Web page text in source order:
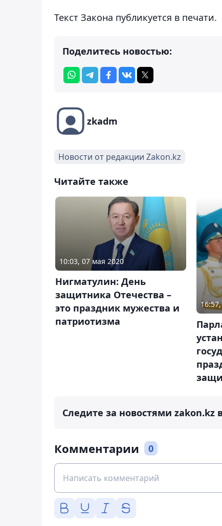
Текст Закона публикуется в печати.
Поделитесь новостью:
zkadm
Новости от редакции Zakon.kz
Читайте также
10:03, 07 мая 2020
Нигматулин: День
защитника Отечества –
это праздник мужества и
патриотизма
Следите за новостями zakon.kz
Комментарии 0